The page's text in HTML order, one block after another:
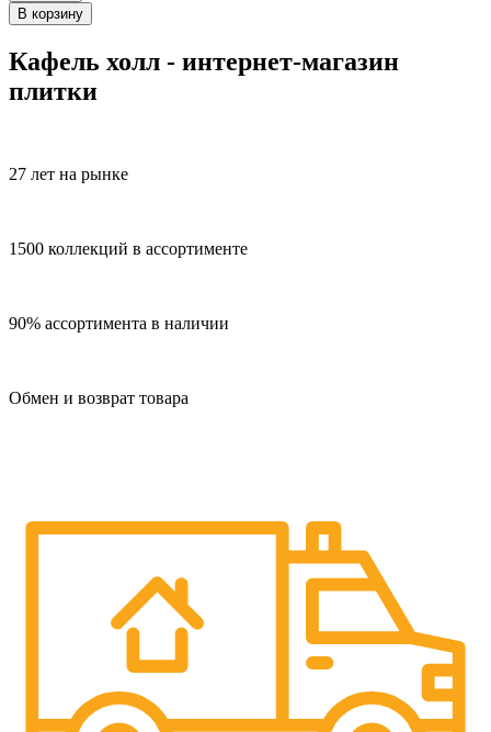
В корзину
Кафель холл - интернет-магазин
плитки
27 лет на рынке
1500 коллекций в ассортименте
90% ассортимента в наличии
Обмен и возврат товара